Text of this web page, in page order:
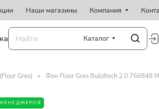
Наши магазины Компания
Каталог
Gres) Фон Floor Gres Buildtech 2.0 766848